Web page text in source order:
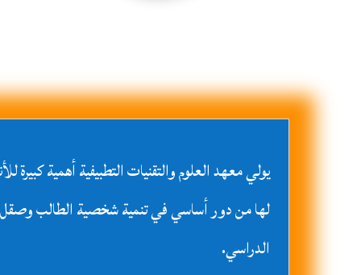
يولي معهد العلوم والتقنيات التطبيفية أهمية كبيرة
لها من دور أساسي في تنمية شخصية الطالب وصقل
الدراسي.